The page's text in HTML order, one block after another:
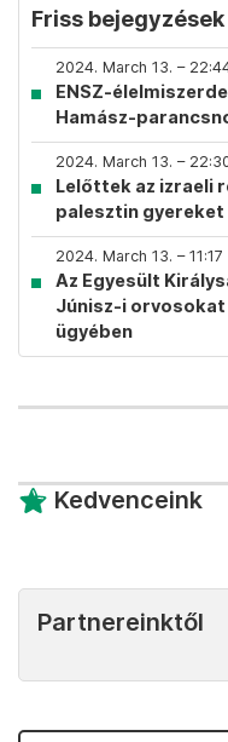
Friss bejegyzések
2024. March 13. –
ENSZ-
Hamász-
2024. March 13. –
Lelőttek az izraeli
palesztin gyereket
2024. March 13. – 11:17
Az Egyesült
Júnisz-i
ügyében
Kedvenceink
Partnereinktől